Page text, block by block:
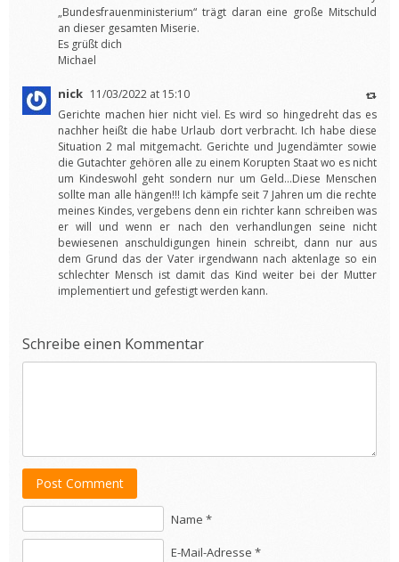
„Bundesfrauenministerium“ trägt daran eine große Mitschuld
an dieser gesamten Miserie.
Es grüßt dich
Michael
nick 11/03/2022 at 15:10
Gerichte machen hier nicht viel. Es wird so hingedreht das es
nachher heißt die habe Urlaub dort verbracht. Ich habe diese
Situation 2 mal mitgemacht. Gerichte und Jugendämter sowie
die Gutachter gehören alle zu einem Korupten Staat wo es nicht
um Kindeswohl geht sondern nur um Geld…Diese Menschen
sollte man alle hängen!!! Ich kämpfe seit 7 Jahren um die rechte
meines Kindes, vergebens denn ein richter kann schreiben was
er will und wenn er nach den verhandlungen seine nicht
bewiesenen anschuldigungen hinein schreibt, dann nur aus
dem Grund das der Vater irgendwann nach aktenlage so ein
schlechter Mensch ist damit das Kind weiter bei der Mutter
implementiert und gefestigt werden kann.
Schreibe einen Kommentar
Post Comment
Name *
E-Mail-Adresse *